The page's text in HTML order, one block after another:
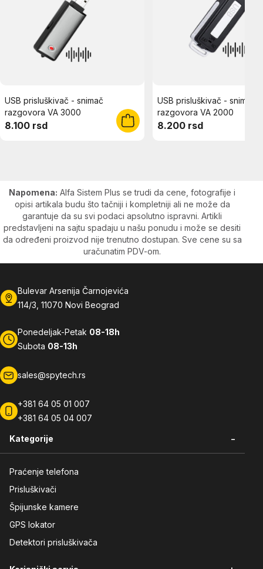
USB prisluškivač - snimač
razgovora VA 3000
8.100 rsd
USB prisluškivač - snimač
razgovora VA 2000
8.200 rsd
Napomena: Alfa Sistem Plus se trudi da cene, fotografije i
opisi artikala budu što tačniji i kompletniji ali ne može da
garantuje da su svi podaci apsolutno ispravni. Artikli
predstavljeni na sajtu spadaju u našu ponudu i može se desiti
da određeni proizvod nije trenutno dostupan. Sve cene su sa
uračunatim PDV-om.
Bulevar Arsenija Čarnojevića
114/3, 11070 Novi Beograd
Ponedeljak-Petak 08-18h
Subota 08-13h
sales@spytech.rs
+381 64 05 01 007
+381 64 05 04 007
Kategorije -
Praćenje telefona
Prisluškivači
Špijunske kamere
GPS lokator
Detektori prisluškivača